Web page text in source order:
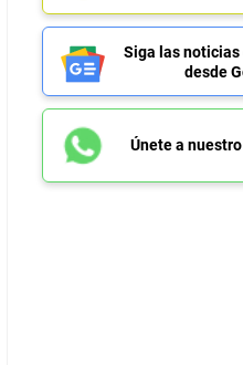
Siga las noticias
desde
Únete a